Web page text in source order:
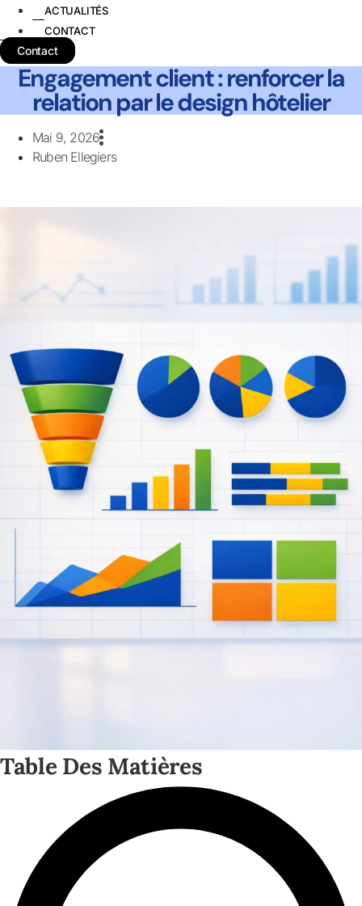
ACTUALITÉS
CONTACT
Contact
Engagement client : renforcer la
relation par le design hôtelier
Mai 9, 2026
Ruben Ellegiers
Table Des Matières